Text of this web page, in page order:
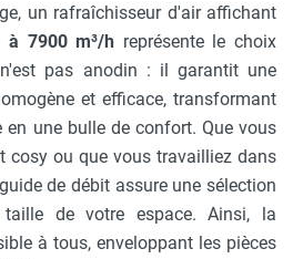
un rafraîchisseur d'air affichant
à 7900 m³/h représente le choix
pas anodin : il garantit une
et efficace, transformant
en une bulle de confort. Que vous
cosy ou que vous travailliez dans
de débit assure une sélection
de votre espace. Ainsi, la
à tous, enveloppant les pièces